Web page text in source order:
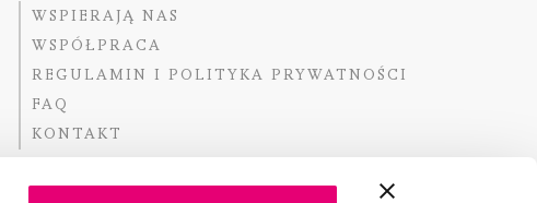
WSPIERAJĄ NAS
WSPÓŁPRACA
REGULAMIN I POLITYKA PRYWATNOŚCI
FAQ
KONTAKT